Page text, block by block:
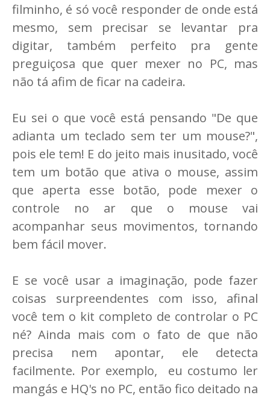
filminho, é só você responder de onde está
mesmo, sem precisar se levantar pra
digitar, também perfeito pra gente
preguiçosa que quer mexer no PC, mas
não tá afim de ficar na cadeira.
Eu sei o que você está pensando "De que
adianta um teclado sem ter um mouse?",
pois ele tem! E do jeito mais inusitado, você
tem um botão que ativa o mouse, assim
que aperta esse botão, pode mexer o
controle no ar que o mouse vai
acompanhar seus movimentos, tornando
bem fácil mover.
E se você usar a imaginação, pode fazer
coisas surpreendentes com isso, afinal
você tem o kit completo de controlar o PC
né? Ainda mais com o fato de que não
precisa nem apontar, ele detecta
facilmente. Por exemplo, eu costumo ler
mangás e HQ's no PC, então fico deitado na